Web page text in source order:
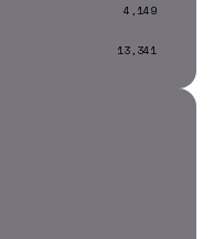
4,149
13,341